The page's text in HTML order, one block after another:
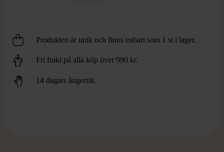
Produkten är unik och finns enbart som 1 st i lager.
Fri frakt på alla köp över 990 kr.
14 dagars ångerrät.